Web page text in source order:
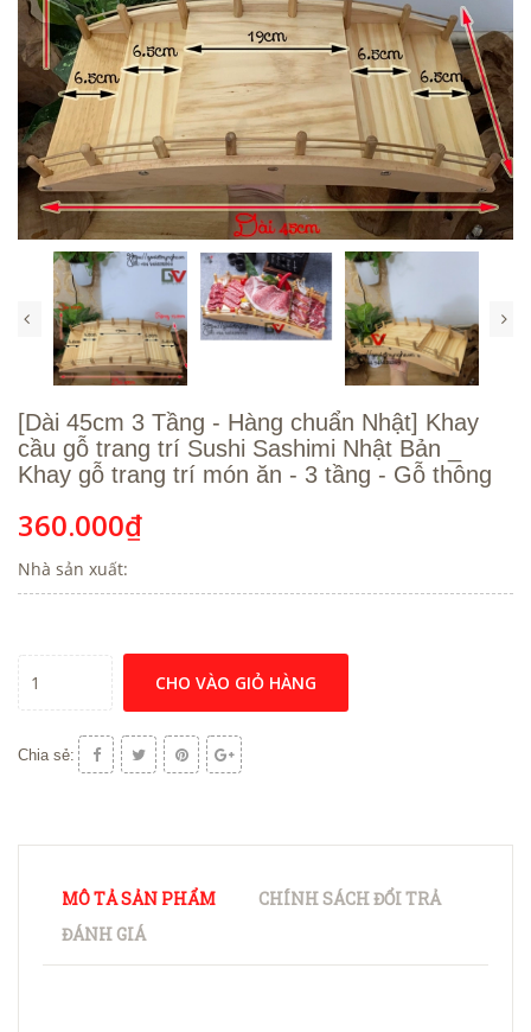
[Dài 45cm 3 Tầng - Hàng chuẩn Nhật] Khay
cầu gỗ trang trí Sushi Sashimi Nhật Bản _
Khay gỗ trang trí món ăn - 3 tầng - Gỗ thông
360.000₫
Nhà sản xuất:
CHO VÀO GIỎ HÀNG
Chia sẻ:
MÔ TẢ SẢN PHẨM
CHÍNH SÁCH ĐỔI TRẢ
ĐÁNH GIÁ